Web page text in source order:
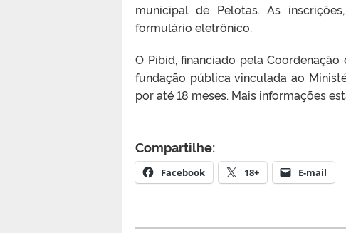
municipal de Pelotas. As
formulário eletrônico.
O Pibid, financiado pela
fundação pública vinculada ao
por até 18 meses. Mais informações
Compartilhe:
Facebook 18+ E-mail